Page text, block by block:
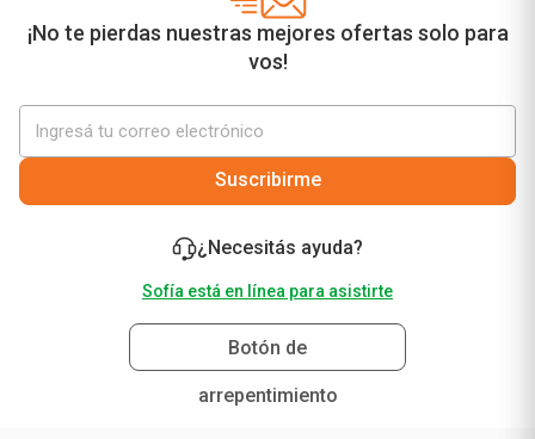
¡No te pierdas nuestras mejores ofertas solo para
vos!
Suscribirme
¿Necesitás ayuda?
Sofía está en línea para asistirte
Botón de
arrepentimiento